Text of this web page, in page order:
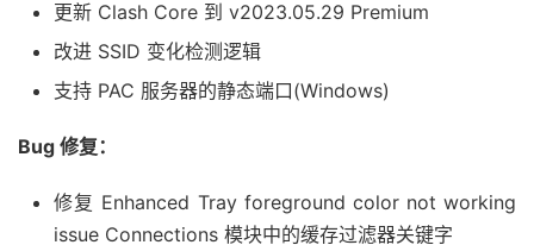
更新 Clash Core 到 v2023.05.29 Premium
改进 SSID 变化检测逻辑
支持 PAC 服务器的静态端口(Windows)
Bug 修复：
修复 Enhanced Tray foreground color not working
issue Connections 模块中的缓存过滤器关键字